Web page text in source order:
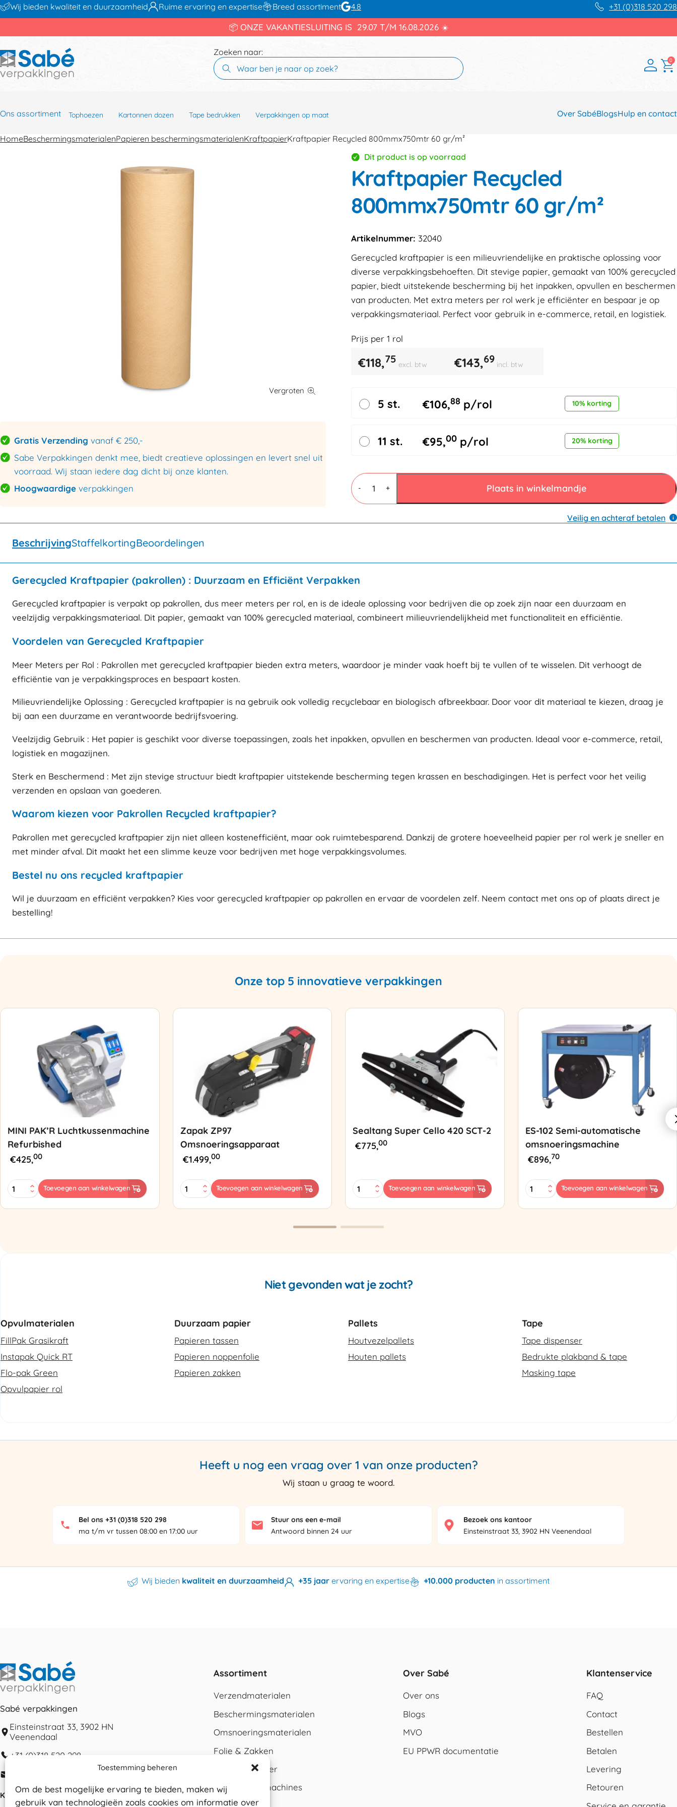
Toestemming beheren
Om de best mogelijke ervaring te bieden, maken wij
gebruik van technologieën zoals cookies om informatie over
Wij bieden kwaliteit en duurzaamheid Ruime ervaring en expertise Breed assortiment 4.8 +31 (0)318 520 298
📦 ONZE VAKANTIESLUITING IS 29.07 T/M 16.08.2026 ☀️
Zoeken naar:
0
Ons assortiment Over SabéBlogsHulp en contact
Tophoezen Kartonnen dozen Tape bedrukken Verpakkingen op maat
HomeBeschermingsmaterialenPapieren beschermingsmaterialenKraftpapierKraftpapier Recycled 800mmx750mtr 60 gr/m²
Gratis Verzending vanaf € 250,-
Sabe Verpakkingen denkt mee, biedt creatieve oplossingen en levert snel uit
voorraad. Wij staan iedere dag dicht bij onze klanten.
Hoogwaardige verpakkingen
Dit product is op voorraad
Kraftpapier Recycled
800mmx750mtr 60 gr/m²
Artikelnummer: 32040
Gerecycled kraftpapier is een milieuvriendelijke en praktische oplossing voor
diverse verpakkingsbehoeften. Dit stevige papier, gemaakt van 100% gerecycled
papier, biedt uitstekende bescherming bij het inpakken, opvullen en beschermen
van producten. Met extra meters per rol werk je efficiënter en bespaar je op
verpakkingsmateriaal. Perfect voor gebruik in e-commerce, retail, en logistiek.
Prijs per 1 rol
€118,75 excl. btw €143,69 incl. btw
5 st. €106,88 p/rol 10% korting
11 st. €95,00 p/rol 20% korting
-
Kraftpapier
Recycled
800mmx750mtr
60
aantal
+ Plaats in winkelmandje
Veilig en achteraf betalen
BeschrijvingStaffelkortingBeoordelingen
Gerecycled Kraftpapier (pakrollen) : Duurzaam en Efficiënt Verpakken
Gerecycled kraftpapier is verpakt op pakrollen, dus meer meters per rol, en is de ideale oplossing voor bedrijven die op zoek zijn naar een duurzaam en
veelzijdig verpakkingsmateriaal. Dit papier, gemaakt van 100% gerecycled materiaal, combineert milieuvriendelijkheid met functionaliteit en efficiëntie.
Voordelen van Gerecycled Kraftpapier
Meer Meters per Rol : Pakrollen met gerecycled kraftpapier bieden extra meters, waardoor je minder vaak hoeft bij te vullen of te wisselen. Dit verhoogt de
efficiëntie van je verpakkingsproces en bespaart kosten.
Milieuvriendelijke Oplossing : Gerecycled kraftpapier is na gebruik ook volledig recyclebaar en biologisch afbreekbaar. Door voor dit materiaal te kiezen, draag je
bij aan een duurzame en verantwoorde bedrijfsvoering.
Veelzijdig Gebruik : Het papier is geschikt voor diverse toepassingen, zoals het inpakken, opvullen en beschermen van producten. Ideaal voor e-commerce, retail,
logistiek en magazijnen.
Sterk en Beschermend : Met zijn stevige structuur biedt kraftpapier uitstekende bescherming tegen krassen en beschadigingen. Het is perfect voor het veilig
verzenden en opslaan van goederen.
Waarom kiezen voor Pakrollen Recycled kraftpapier?
Pakrollen met gerecycled kraftpapier zijn niet alleen kostenefficiënt, maar ook ruimtebesparend. Dankzij de grotere hoeveelheid papier per rol werk je sneller en
met minder afval. Dit maakt het een slimme keuze voor bedrijven met hoge verpakkingsvolumes.
Bestel nu ons recycled kraftpapier
Wil je duurzaam en efficiënt verpakken? Kies voor gerecycled kraftpapier op pakrollen en ervaar de voordelen zelf. Neem contact met ons op of plaats direct je
bestelling!
Onze top 5 innovatieve verpakkingen
MINI PAK’R Luchtkussenmachine
Refurbished
€425,00
MINI
PAK'R
Toevoegen aan winkelwagen
Zapak ZP97
Omsnoeringsapparaat
€1.499,00
Zapak
ZP97
Toevoegen aan winkelwagen
Sealtang Super Cello 420 SCT-2
€775,00
Sealtang
Super
Toevoegen aan winkelwagen
ES-102 Semi-automatische
omsnoeringsmachine
€896,70
ES-
102
Toevoegen aan winkelwagen
Niet gevonden wat je zocht?
Opvulmaterialen
FillPak Grasikraft
Instapak Quick RT
Flo-pak Green
Opvulpapier rol
Duurzaam papier
Papieren tassen
Papieren noppenfolie
Papieren zakken
Pallets
Houtvezelpallets
Houten pallets
Tape
Tape dispenser
Bedrukte plakband & tape
Masking tape
Heeft u nog een vraag over 1 van onze producten?
Wij staan u graag te woord.
Bel ons +31 (0)318 520 298
ma t/m vr tussen 08:00 en 17:00 uur
Stuur ons een e-mail
Antwoord binnen 24 uur
Bezoek ons kantoor
Einsteinstraat 33, 3902 HN Veenendaal
Wij bieden kwaliteit en duurzaamheid +35 jaar ervaring en expertise +10.000 producten in assortiment
Sabé verpakkingen
Einsteinstraat 33, 3902 HN
Veenendaal
+31 (0)318 520 298
info@sabeverpakkingen.nl
KvK nummer:77767551
Assortiment
Verzendmaterialen
Beschermingsmaterialen
Omsnoeringsmaterialen
Folie & Zakken
Karton & papier
Verpakkingsmachines
Over Sabé
Over ons
Blogs
MVO
EU PPWR documentatie
Klantenservice
FAQ
Contact
Bestellen
Betalen
Levering
Retouren